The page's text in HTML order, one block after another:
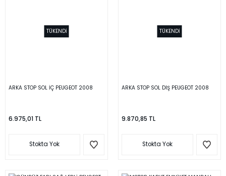
TÜKENDİ
ARKA STOP SOL İÇ PEUGEOT 2008
6.975,01 TL
Stokta Yok
TÜKENDİ
ARKA STOP SOL DIŞ PEUGEOT 2008
9.870,85 TL
Stokta Yok